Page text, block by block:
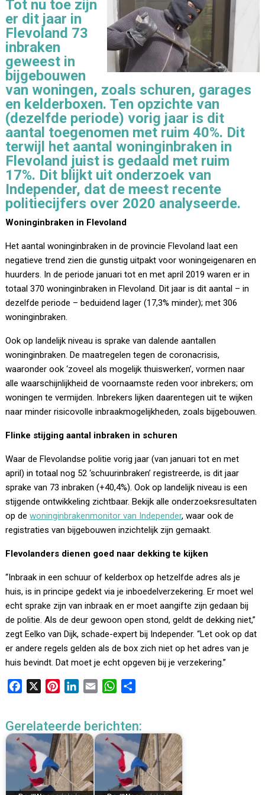
Tot nu toe zijn
er dit jaar in
Flevoland 73
inbraken
geweest in
bijgebouwen
van woningen, zoals schuren, garages
en kelderboxen. Ten opzichte van
(dezelfde periode) vorig jaar is dit
aantal toegenomen met ruim 40%. Dit
terwijl het aantal woninginbraken in
Flevoland juist is gedaald met ruim
17%. Dit blijkt uit onderzoek van
Independer, dat de meest recente
politiecijfers over 2020 analyseerde.
Woninginbraken in Flevoland
Het aantal woninginbraken in de provincie Flevoland laat een
negatieve trend zien die gunstig uitpakt voor woningeigenaren en
huurders. In de periode januari tot en met april 2019 waren er in
totaal 370 woninginbraken in Flevoland. Dit jaar is dit aantal – in
dezelfde periode – beduidend lager (17,3% minder); met 306
woninginbraken.
Ook op landelijk niveau is sprake van dalende aantallen
woninginbraken. De maatregelen tegen de coronacrisis,
waaronder ook ‘zoveel als mogelijk thuiswerken’, vormen naar
alle waarschijnlijkheid de voornaamste reden voor inbrekers; om
woningen te vermijden. Inbrekers lijken daarentegen uit te wijken
naar minder risicovolle inbraakmogelijkheden, zoals bijgebouwen.
Flinke stijging aantal inbraken in schuren
Waar de Flevolandse politie vorig jaar (van januari tot en met
april) in totaal nog 52 ‘schuurinbraken’ registreerde, is dit jaar
sprake van 73 inbraken (+40,4%). Ook op landelijk niveau is een
stijgende ontwikkeling zichtbaar. Bekijk alle onderzoeksresultaten
op dewoninginbrakenmonitor van Independer, waar ook de
registraties van bijgebouwen inzichtelijk zijn gemaakt.
Flevolanders dienen goed naar dekking te kijken
“Inbraak in een schuur of kelderbox op hetzelfde adres als je
huis, is in principe gedekt via je inboedelverzekering. Er moet wel
echt sprake zijn van inbraak en er moet aangifte zijn gedaan bij
de politie. Als de deur gewoon open stond, geldt de dekking niet,”
zegt Eelko van Dijk, schade-expert bij Independer. “Let ook op dat
er andere regels gelden als de box zich niet op het adres van je
huis bevindt. Dat moet je echt opgeven bij je verzekering.”
e
b
o
o
k
t
e
r
e
s
k
e
d
I
n
i
l
W
t
s
A
p
p
e
n
Gerelateerde berichten: